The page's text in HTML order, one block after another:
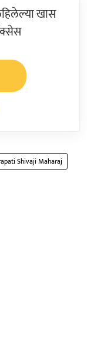
खास
Shivaji Maharaj